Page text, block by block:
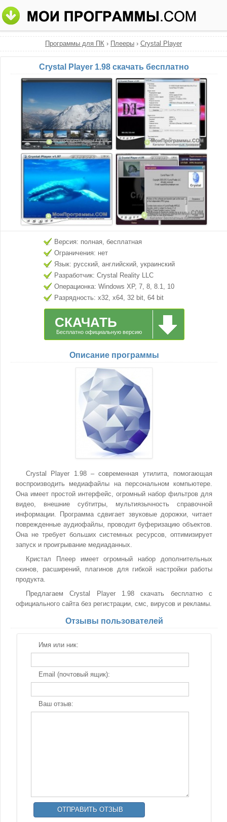
Программы для ПК › Плееры › Crystal Player
Crystal Player 1.98 скачать бесплатно
Версия: полная, бесплатная
Ограничения: нет
Язык: русский, английский, украинский
Разработчик: Crystal Reality LLC
Операционка: Windows XP, 7, 8, 8.1, 10
Разрядность: x32, x64, 32 bit, 64 bit
СКАЧАТЬ
Бесплатно официальную версию
Описание программы
Crystal Player 1.98 – современная утилита, помогающая
воспроизводить медиафайлы на персональном компьютере.
Она имеет простой интерфейс, огромный набор фильтров для
видео, внешние субтитры, мультиязычность справочной
информации. Программа сдвигает звуковые дорожки, читает
поврежденные аудиофайлы, проводит буферизацию объектов.
Она не требует больших системных ресурсов, оптимизирует
запуск и проигрывание медиаданных.
Кристал Плеер имеет огромный набор дополнительных
скинов, расширений, плагинов для гибкой настройки работы
продукта.
Предлагаем Crystal Player 1.98 скачать бесплатно с
официального сайта без регистрации, смс, вирусов и рекламы.
Отзывы пользователей
Имя или ник:
Email (почтовый ящик):
Ваш отзыв: